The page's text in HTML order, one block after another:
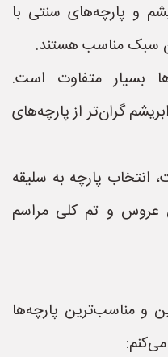
و پارچه‌های سنتی با
سبک مناسب هستند.
بسیار متفاوت است.
گران‌تر از پارچه‌های
پارچه به سلیقه
عروس و تم کلی مراسم
و مناسب‌ترین پارچه‌ها